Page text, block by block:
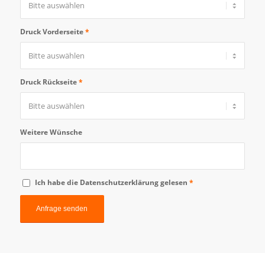
Druck Vorderseite*
Druck Rückseite*
Weitere Wünsche
Ich habe die Datenschutzerklärung gelesen *